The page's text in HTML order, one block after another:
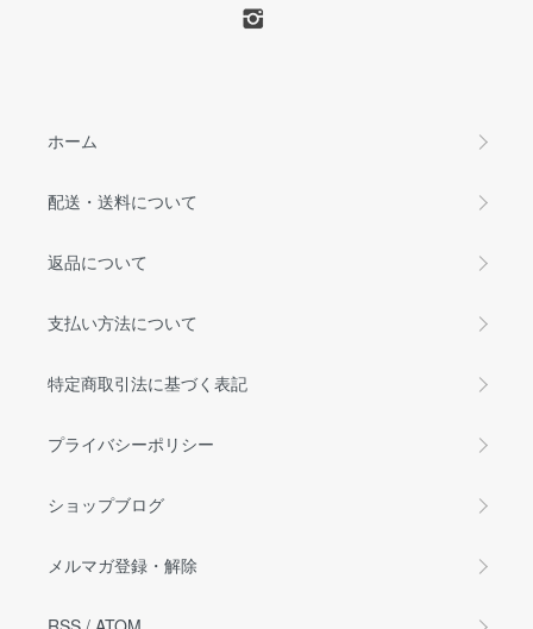
ホーム
配送・送料について
返品について
支払い方法について
特定商取引法に基づく表記
プライバシーポリシー
ショップブログ
メルマガ登録・解除